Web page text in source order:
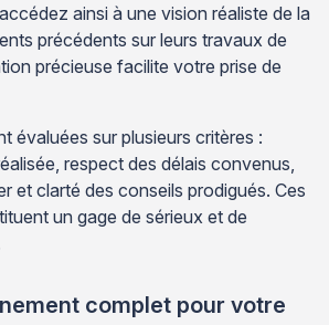
ainsi à une vision réaliste de la
précédents sur leurs travaux de
précieuse facilite votre prise de
évaluées sur plusieurs critères :
respect des délais convenus,
et clarté des conseils prodigués. Ces
un gage de sérieux et de
complet pour votre